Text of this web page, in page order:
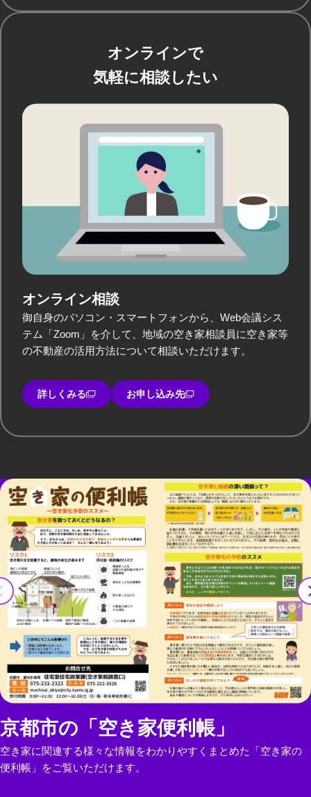
オンラインで
気軽に相談したい
オンライン相談
御自身のパソコン・スマートフォンから、Web会議シス
テム「Zoom」を介して、地域の空き家相談員に空き家等
の不動産の活用方法について相談いただけます。
詳しくみる お申し込み先
京都市の「空き家便利帳」
空き家に関連する様々な情報をわかりやすくまとめた「空き家の
便利帳」をご覧いただけます。